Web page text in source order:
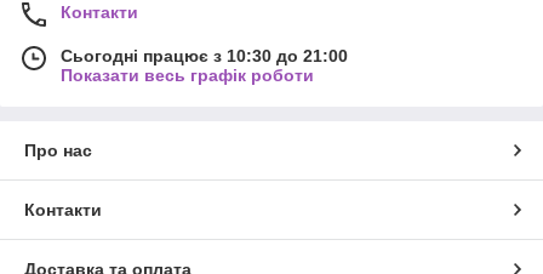
Контакти
Сьогодні працює з 10:30 до 21:00
Показати весь графік роботи
Про нас
Контакти
Доставка та оплата